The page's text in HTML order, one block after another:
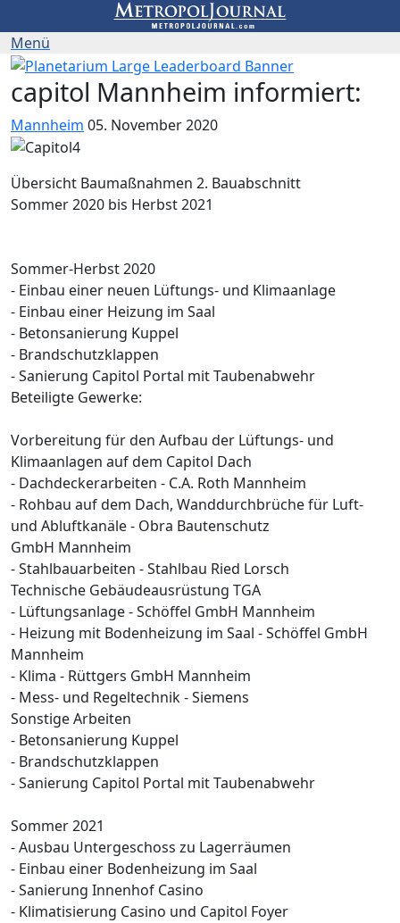
capitol Mannheim informiert:
Mannheim 05. November 2020
Übersicht Baumaßnahmen 2. Bauabschnitt
Sommer 2020 bis Herbst 2021
Sommer-Herbst 2020
- Einbau einer neuen Lüftungs- und Klimaanlage
- Einbau einer Heizung im Saal
- Betonsanierung Kuppel
- Brandschutzklappen
- Sanierung Capitol Portal mit Taubenabwehr
Beteiligte Gewerke:
Vorbereitung für den Aufbau der Lüftungs- und
Klimaanlagen auf dem Capitol Dach
- Dachdeckerarbeiten - C.A. Roth Mannheim
- Rohbau auf dem Dach, Wanddurchbrüche für Luft-
und Abluftkanäle - Obra Bautenschutz
GmbH Mannheim
- Stahlbauarbeiten - Stahlbau Ried Lorsch
Technische Gebäudeausrüstung TGA
- Lüftungsanlage - Schöffel GmbH Mannheim
- Heizung mit Bodenheizung im Saal - Schöffel GmbH
Mannheim
- Klima - Rüttgers GmbH Mannheim
- Mess- und Regeltechnik - Siemens
Sonstige Arbeiten
- Betonsanierung Kuppel
- Brandschutzklappen
- Sanierung Capitol Portal mit Taubenabwehr
Sommer 2021
- Ausbau Untergeschoss zu Lagerräumen
- Einbau einer Bodenheizung im Saal
- Sanierung Innenhof Casino
- Klimatisierung Casino und Capitol Foyer